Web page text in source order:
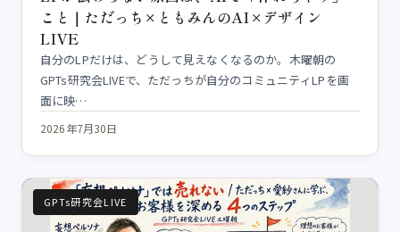
こと｜ただっち×ともみんのAI×デザイン
LIVE
自分のLPだけは、どうして見えなくなるのか。木曜朝の
GPTs研究会LIVEで、ただっちが自分のコミュニティLPを画
面に映…
2026年7月30日
GPTs研究会LIVE